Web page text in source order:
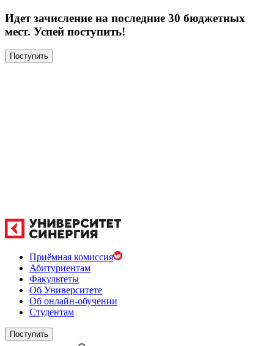
Идет зачисление на последние 30 бюджетных
мест. Успей поступить!
Поступить
Приёмная комиссия
Абитуриентам
Факультеты
Об Университете
Об онлайн-обучении
Студентам
Поступить